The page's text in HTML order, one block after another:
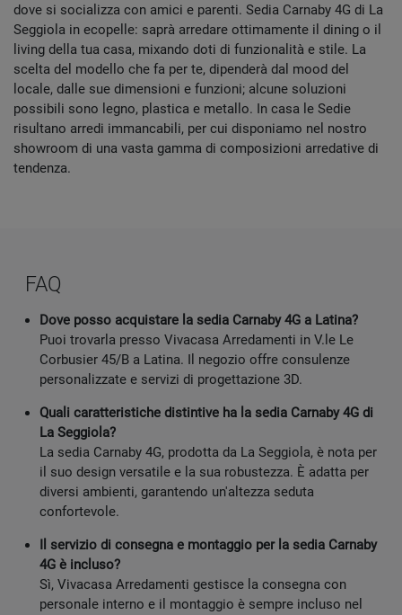
dove si socializza con amici e parenti. Sedia Carnaby 4G di La
Seggiola in ecopelle: saprà arredare ottimamente il dining o il
living della tua casa, mixando doti di funzionalità e stile. La
scelta del modello che fa per te, dipenderà dal mood del
locale, dalle sue dimensioni e funzioni; alcune soluzioni
possibili sono legno, plastica e metallo. In casa le Sedie
risultano arredi immancabili, per cui disponiamo nel nostro
showroom di una vasta gamma di composizioni arredative di
tendenza.
FAQ
Dove posso acquistare la sedia Carnaby 4G a Latina?
Puoi trovarla presso Vivacasa Arredamenti in V.le Le
Corbusier 45/B a Latina. Il negozio offre consulenze
personalizzate e servizi di progettazione 3D.
Quali caratteristiche distintive ha la sedia Carnaby 4G di
La Seggiola?
La sedia Carnaby 4G, prodotta da La Seggiola, è nota per
il suo design versatile e la sua robustezza. È adatta per
diversi ambienti, garantendo un'altezza seduta
confortevole.
Il servizio di consegna e montaggio per la sedia Carnaby
4G è incluso?
Sì, Vivacasa Arredamenti gestisce la consegna con
personale interno e il montaggio è sempre incluso nel